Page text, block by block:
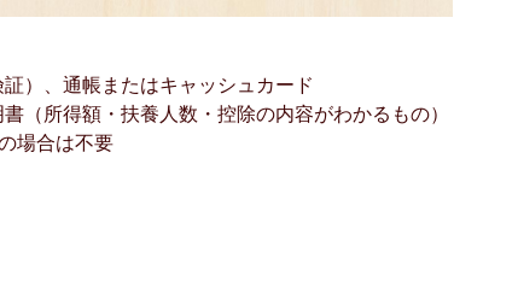
）、通帳またはキャッシュカード
（所得額・扶養人数・控除の内容がわかるもの）
場合は不要